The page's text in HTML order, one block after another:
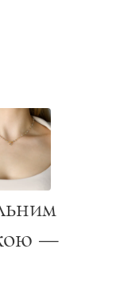
—